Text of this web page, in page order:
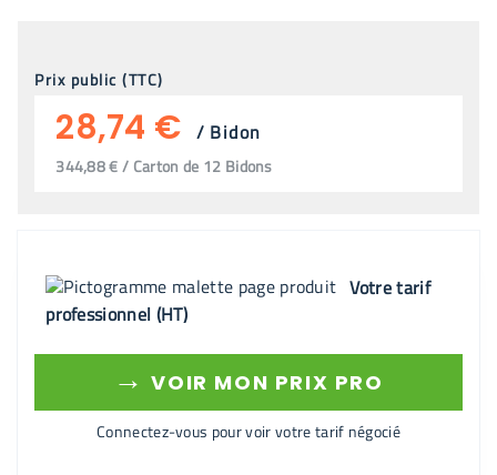
Prix public (TTC)
28,74 € / Bidon
344,88 € / Carton de 12 Bidons
Votre tarif
professionnel (HT)
→ VOIR MON PRIX PRO
Connectez-vous pour voir votre tarif négocié